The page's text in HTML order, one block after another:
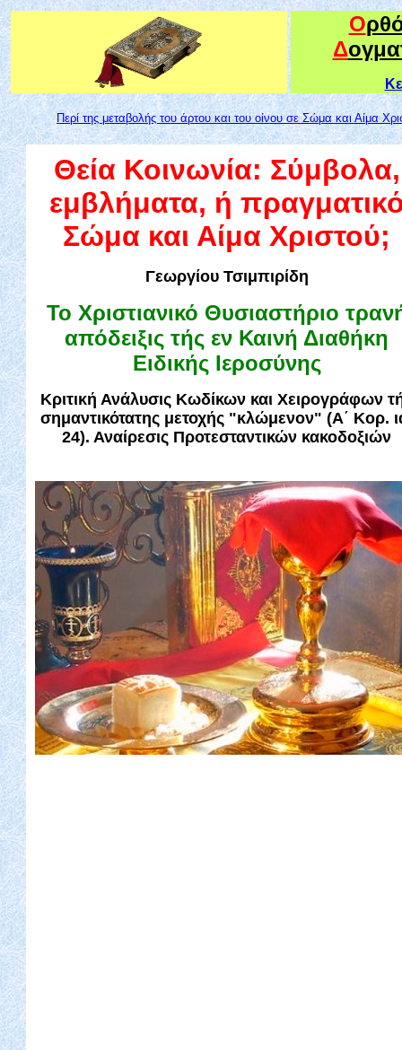
Ο
Δ
Περί της μεταβολής του άρτου και του οίνου σε Σώμα και Αίμα
Θεία Κοινωνία: Σύμβολα,
εμβλήματα, ή
Σώμα και Αίμα Χριστού;
Γεωργίου Τσιμπιρίδη
Το Χριστιανικό Θυσιαστήριο
απόδειξις τής εν Καινή Διαθήκη
Ειδικής Ιεροσύνης
Κριτική Ανάλυσις Κωδίκων και Χειρογράφων
σημαντικότατης μετοχής "κλώμενον" (Α΄ Κορ.
24). Αναίρεσις Προτεσταντικών κακοδοξιών